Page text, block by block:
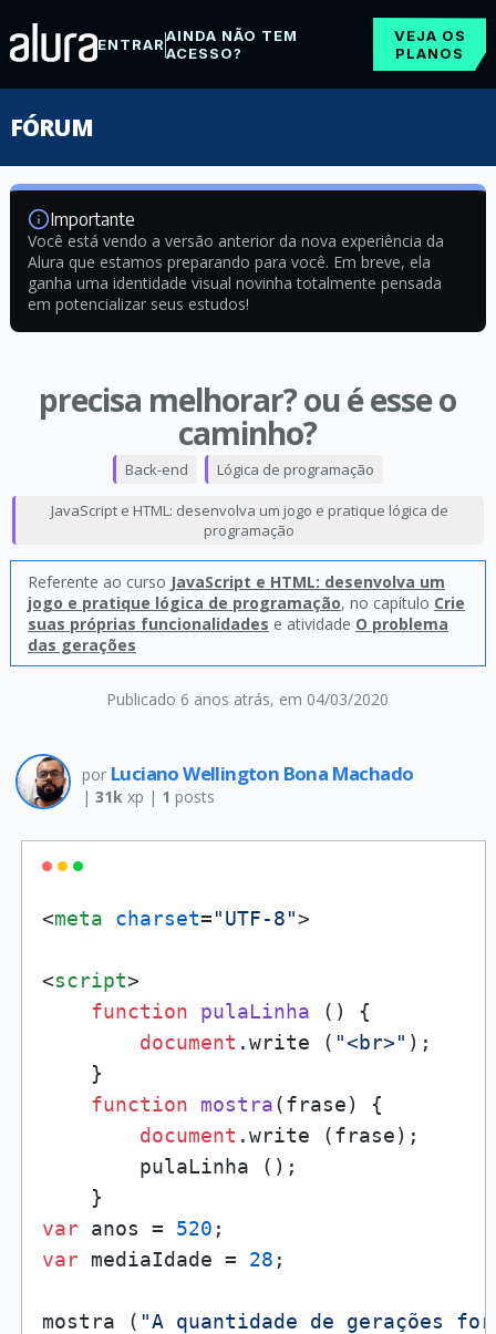
ENTRARAINDA NÃO TEM
ACESSO?
VEJA OS
PLANOS
FÓRUM
Importante
Você está vendo a versão anterior da nova experiência da
Alura que estamos preparando para você. Em breve, ela
ganha uma identidade visual novinha totalmente pensada
em potencializar seus estudos!
precisa melhorar? ou é esse o
caminho?
Publicado 6 anos atrás, em 04/03/2020
Back-end Lógica de programação
JavaScript e HTML: desenvolva um jogo e pratique lógica de
programação
Referente ao curso JavaScript e HTML: desenvolva um
jogo e pratique lógica de programação, no capítulo Crie
suas próprias funcionalidades e atividade O problema
das gerações
por Luciano Wellington Bona Machado
| 31kxp | 1 posts
<meta charset="UTF-8">
<script>
function
pulaLinha () {
document .write ( "<br>" );
    }
function
mostra(frase) {
document .write (frase);
        pulaLinha ();
var anos = 520
var mediaIdade = 28 ;
mostra ( "A quantidade de gerações